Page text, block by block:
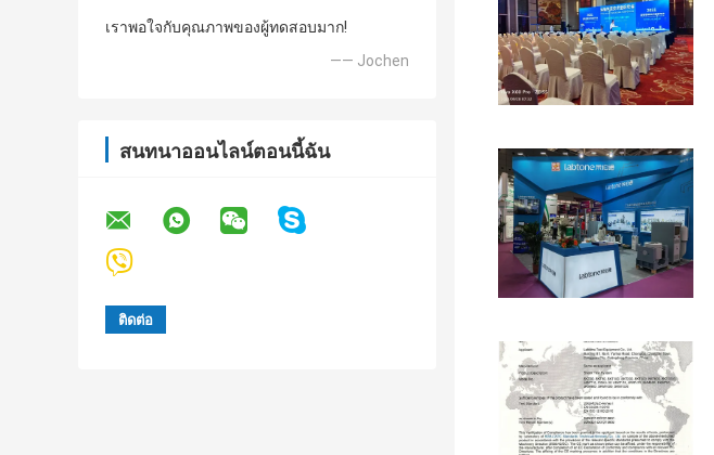
เราพอใจกับคุณภาพของผู้ทดสอบมาก!
—— Jochen
สนทนาออนไลน์ตอนนี้ฉัน